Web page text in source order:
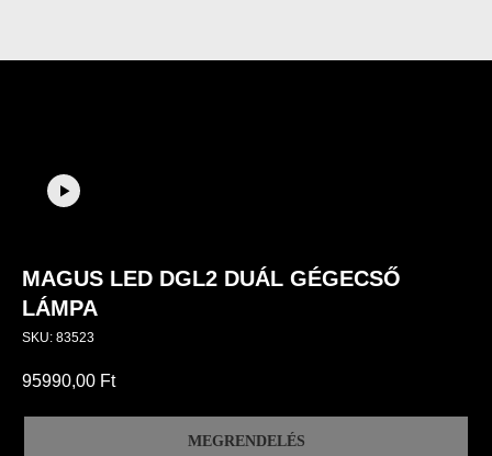
MAGUS LED DGL2 DUÁL GÉGECSŐ
LÁMPA
SKU: 83523
95990,00 Ft
MEGRENDELÉS